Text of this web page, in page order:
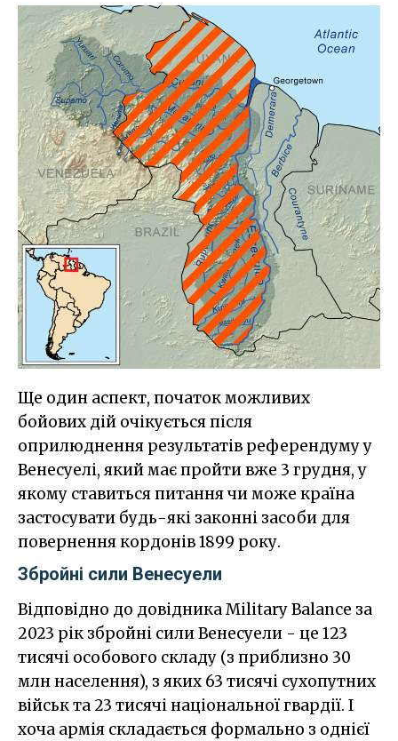
Ще один аспект, початок можливих
бойових дій очікується після
оприлюднення результатів референдуму у
Венесуелі, який має пройти вже 3 грудня, у
якому ставиться питання чи може країна
застосувати будь-які законні засоби для
повернення кордонів 1899 року.
Збройні сили Венесуели
Відповідно до довідника Military Balance за
2023 рік збройні сили Венесуели - це 123
тисячі особового складу (з приблизно 30
млн населення), з яких 63 тисячі сухопутних
військ та 23 тисячі національної гвардії. І
хоча армія складається формально з однієї